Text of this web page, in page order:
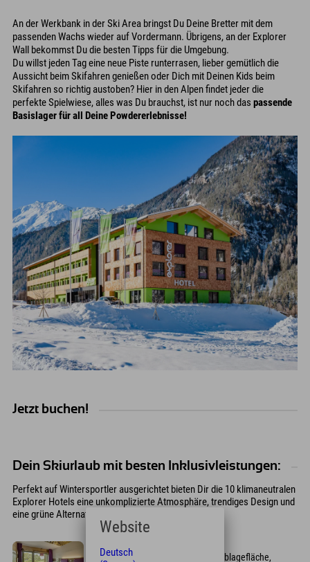
An der Werkbank in der Ski Area bringst Du Deine Bretter mit dem
passenden Wachs wieder auf Vordermann. Übrigens, an der Explorer
Wall bekommst Du die besten Tipps für die Umgebung.
Du willst jeden Tag eine neue Piste runterrasen, lieber gemütlich die
Aussicht beim Skifahren genießen oder Dich mit Deinen Kids beim
Skifahren so richtig austoben? Hier in den Alpen findet jeder die
perfekte Spielwiese, alles was Du brauchst, ist nur noch das passende
Basislager für all Deine Powdererlebnisse!
Jetzt buchen!
Dein Skiurlaub mit besten Inklusivleistungen:
Perfekt auf Wintersportler ausgerichtet bieten Dir die 10 klimaneutralen
Explorer Hotels eine unkomplizierte Atmosphäre, trendiges Design und
eine grüne Alternative 🌿
Design-Zimmer
Moderne Design-Zimmer mit viel Ablagefläche,
Website
Deutsch